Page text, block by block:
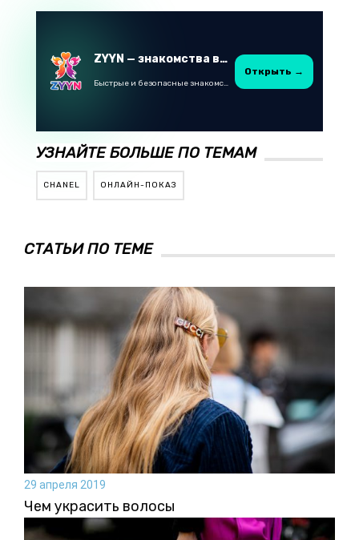
ZYYN — знакомства в Казахстане
Быстрые и безопасные знакомства в Telegram
Открыть →
УЗНАЙТЕ БОЛЬШЕ ПО ТЕМАМ
CHANEL ОНЛАЙН-ПОКАЗ
СТАТЬИ ПО ТЕМЕ
29 апреля 2019
Чем украсить волосы